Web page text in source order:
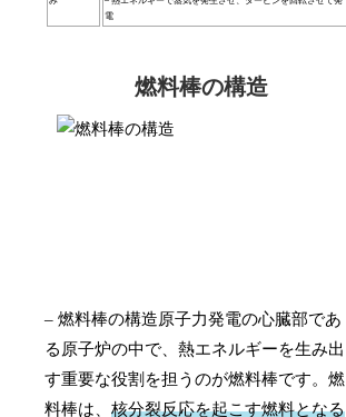
電
燃料棒の構造
– 燃料棒の構造原子力発電の心臓部であ
る原子炉の中で、熱エネルギーを生み出
す重要な役割を担うのが燃料棒です。燃
料棒は、核分裂反応を起こす燃料となる